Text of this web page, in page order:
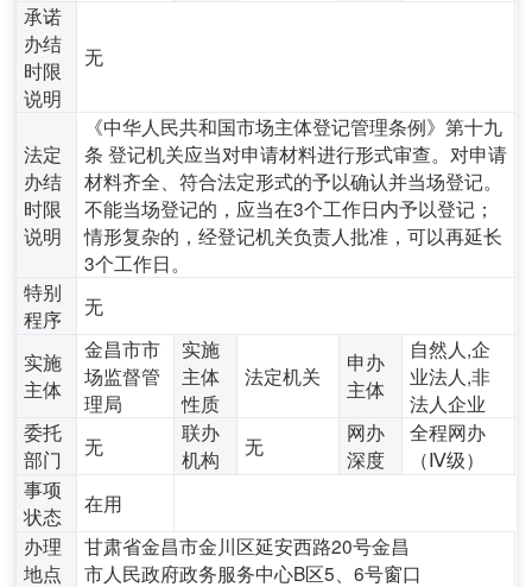
承诺
办结
时限
说明
无
法定
办结
时限
说明
《中华人民共和国市场主体登记管理条例》第十九
条 登记机关应当对申请材料进行形式审查。对申请
材料齐全、符合法定形式的予以确认并当场登记。
不能当场登记的，应当在3个工作日内予以登记；
情形复杂的，经登记机关负责人批准，可以再延长
3个工作日。
特别
程序
无
实施
主体
金昌市市
场监督管
理局
实施
主体
性质
法定机关
申办
主体
自然人,企
业法人,非
法人企业
委托
部门
无
联办
机构
无
网办
深度
全程网办
（Ⅳ级）
事项
状态
在用
办理
地点
甘肃省金昌市金川区延安西路20号金昌
市人民政府政务服务中心B区5、6号窗口